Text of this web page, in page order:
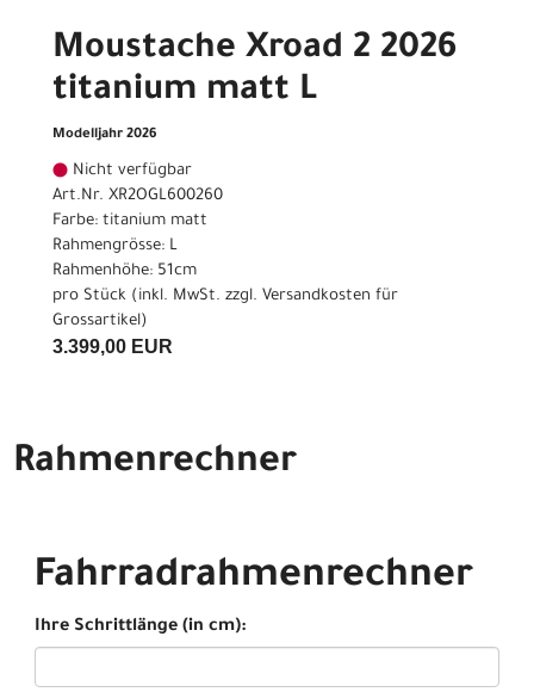
Moustache Xroad 2 2026
titanium matt L
Modelljahr 2026
Nicht verfügbar
Art.Nr. XR2OGL600260
Farbe: titanium matt
Rahmengrösse: L
Rahmenhöhe: 51cm
pro Stück (inkl. MwSt. zzgl. Versandkosten für
Grossartikel)
3.399,00 EUR
Rahmenrechner
Fahrradrahmenrechner
Ihre Schrittlänge (in cm):